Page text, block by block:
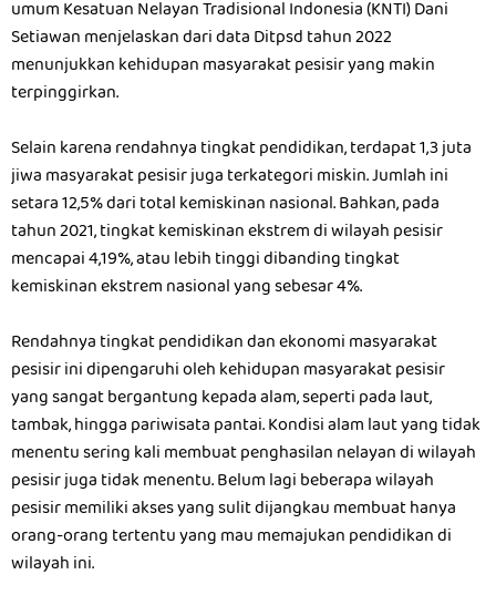
umum Kesatuan Nelayan Tradisional Indonesia (KNTI) Dani
Setiawan menjelaskan dari data Ditpsd tahun 2022
menunjukkan kehidupan masyarakat pesisir yang makin
terpinggirkan.
Selain karena rendahnya tingkat pendidikan, terdapat 1,3 juta
jiwa masyarakat pesisir juga terkategori miskin. Jumlah ini
setara 12,5% dari total kemiskinan nasional. Bahkan, pada
tahun 2021, tingkat kemiskinan ekstrem di wilayah pesisir
mencapai 4,19%, atau lebih tinggi dibanding tingkat
kemiskinan ekstrem nasional yang sebesar 4%.
Rendahnya tingkat pendidikan dan ekonomi masyarakat
pesisir ini dipengaruhi oleh kehidupan masyarakat pesisir
yang sangat bergantung kepada alam, seperti pada laut,
tambak, hingga pariwisata pantai. Kondisi alam laut yang tidak
menentu sering kali membuat penghasilan nelayan di wilayah
pesisir juga tidak menentu. Belum lagi beberapa wilayah
pesisir memiliki akses yang sulit dijangkau membuat hanya
orang-orang tertentu yang mau memajukan pendidikan di
wilayah ini.